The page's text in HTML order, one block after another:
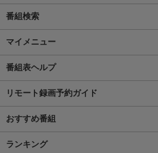
番組検索
マイメニュー
番組表ヘルプ
リモート録画予約ガイド
おすすめ番組
ランキング